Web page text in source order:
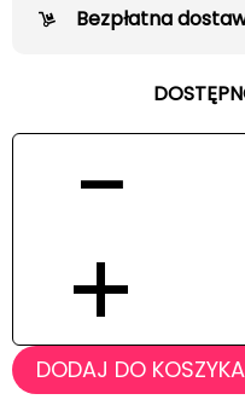
Bezpłatna
−
+
DODAJ DO KOSZYKA